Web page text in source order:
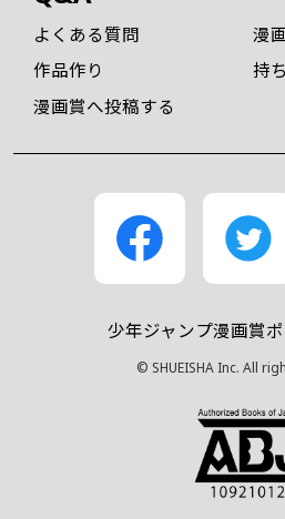
よくある質問
漫
作品作り
持
漫画賞へ投稿する
少年ジャンプ漫画賞
© SHUEISHA Inc. All